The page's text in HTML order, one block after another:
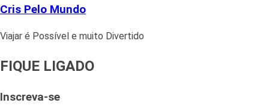
Cris Pelo Mundo
Viajar é Possível e muito Divertido
FIQUE LIGADO
Inscreva-se